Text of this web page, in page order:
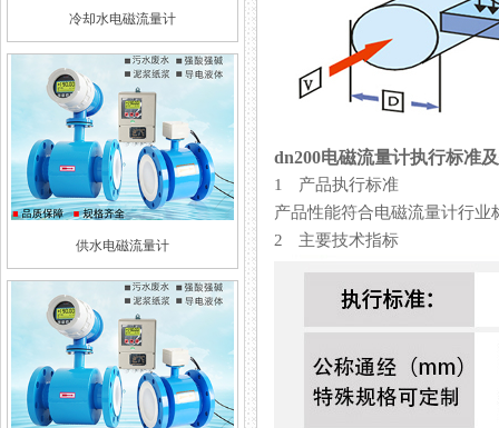
冷却水电磁流量计
供水电磁流量计
dn200电磁流量计执行标准
1 产品执行标准
产品性能符合电磁流量计行
2 主要技术指标